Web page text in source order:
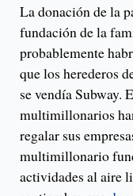
La donación de la
fundación de la
probablemente
que los herederos
se vendía Subway.
multimillonarios
regalar sus
multimillonario
actividades al aire